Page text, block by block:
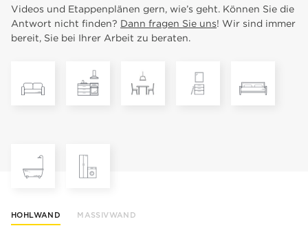
Videos und Etappenplänen gern, wie’s geht. Können Sie die
Antwort nicht finden? Dann fragen Sie uns! Wir sind immer
bereit, Sie bei Ihrer Arbeit zu beraten.
HOHLWAND MASSIVWAND